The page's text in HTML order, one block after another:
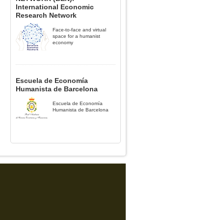
International Economic
Research Network
Face-to-face and virtual
space for a humanist
economy
Escuela de Economía
Humanista de Barcelona
Escuela de Economía
Humanista de Barcelona